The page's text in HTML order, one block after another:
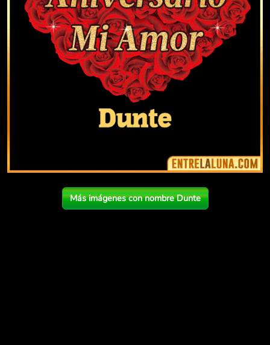
Más imágenes con nombre Dunte